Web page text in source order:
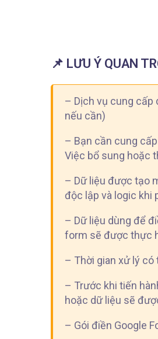
📌 LƯU Ý QUAN
– Dịch vụ cung cấp
nếu cần)
– Bạn cần cung
Việc bổ sung hoặc
– Dữ liệu được tạo
độc lập và logic khi
– Dữ liệu dùng để
form sẽ được thực
– Thời gian xử lý
– Trước khi tiến
hoặc dữ liệu sẽ
– Gói điền Google